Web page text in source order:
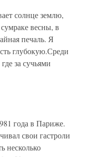
солнце землю,
весны, в
печаль. Я
глубокую.Среди
за сучьями
года в Париже.
свои гастроли
несколько